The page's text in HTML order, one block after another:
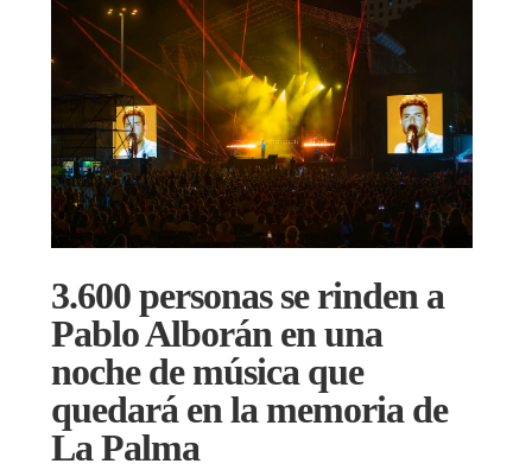
3.600 personas se rinden a
Pablo Alborán en una
noche de música que
quedará en la memoria de
La Palma